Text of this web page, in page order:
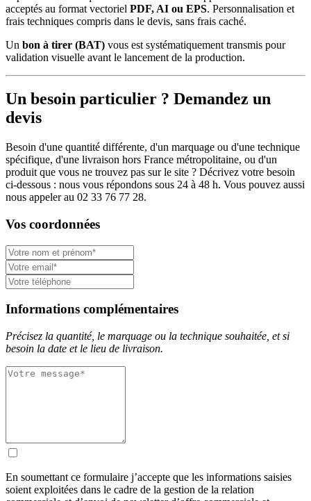
acceptés au format vectoriel PDF, AI ou EPS. Personnalisation et
frais techniques compris dans le devis, sans frais caché.
Un bon à tirer (BAT) vous est systématiquement transmis pour
validation visuelle avant le lancement de la production.
Un besoin particulier ? Demandez un
devis
Besoin d'une quantité différente, d'un marquage ou d'une technique
spécifique, d'une livraison hors France métropolitaine, ou d'un
produit que vous ne trouvez pas sur le site ? Décrivez votre besoin
ci-dessous : nous vous répondons sous 24 à 48 h. Vous pouvez aussi
nous appeler au 02 33 76 77 28.
Vos coordonnées
Informations complémentaires
Précisez la quantité, le marquage ou la technique souhaitée, et si
besoin la date et le lieu de livraison.
En soumettant ce formulaire j’accepte que les informations saisies
soient exploitées dans le cadre de la gestion de la relation